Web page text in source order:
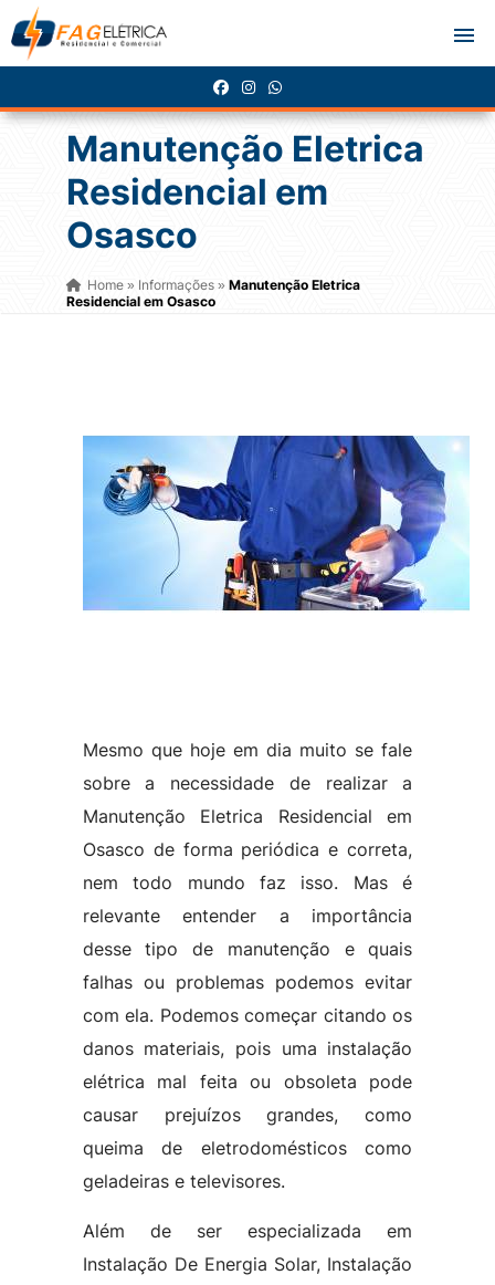
Manutenção Eletrica
Residencial em
Osasco
Home» Informações » Manutenção Eletrica
Residencial em Osasco
Mesmo que hoje em dia muito se fale
sobre a necessidade de realizar a
Manutenção Eletrica Residencial em
Osasco de forma periódica e correta,
nem todo mundo faz isso. Mas é
relevante entender a importância
desse tipo de manutenção e quais
falhas ou problemas podemos evitar
com ela. Podemos começar citando os
danos materiais, pois uma instalação
elétrica mal feita ou obsoleta pode
causar prejuízos grandes, como
queima de eletrodomésticos como
geladeiras e televisores.
Além de ser especializada em
Instalação De Energia Solar, Instalação